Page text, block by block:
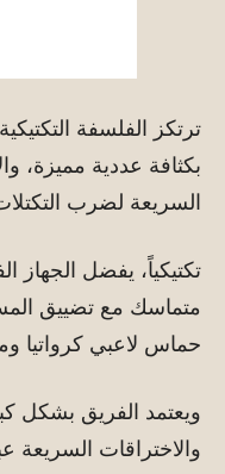
ترتكز الفلسفة
بكثافة عددية مميزة،
السريعة لضرب
تكتيكياً، يفضل
متماسك مع تضييق
حماس لاعبي كرواتيا
ويعتمد الفريق بشكل
والاختراقات السريعة